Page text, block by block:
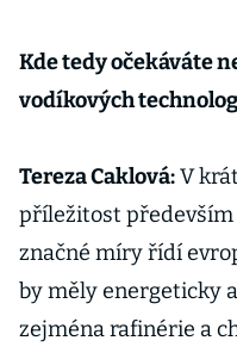
Kde tedy očekáváte
vodíkových
Tereza Caklová:V
příležitost především
značné míry řídí
by měly energeticky
zejména rafinérie a